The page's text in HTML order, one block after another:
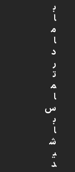
ب
ا
م
ا
د
ر
ت
م
ا
س
ب
ا
ش
ی
د